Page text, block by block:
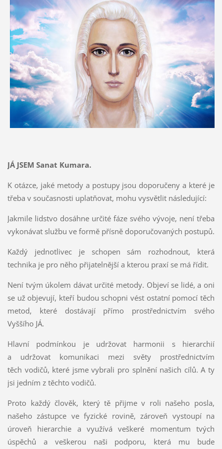
JÁ JSEM Sanat Kumara.
K otázce, jaké metody a postupy jsou doporučeny a které je
třeba v současnosti uplatňovat, mohu vysvětlit následující:
Jakmile lidstvo dosáhne určité fáze svého vývoje, není třeba
vykonávat službu ve formě přísně doporučovaných postupů.
Každý jednotlivec je schopen sám rozhodnout, která
technika je pro něho přijatelnější a kterou praxí se má řídit.
Není tvým úkolem dávat určité metody. Objeví se lidé, a oni
se už objevují, kteří budou schopni vést ostatní pomocí těch
metod, které dostávají přímo prostřednictvím svého
Vyššího JÁ.
Hlavní podmínkou je udržovat harmonii s hierarchií
a udržovat komunikaci mezi světy prostřednictvím
těch vodičů, které jsme vybrali pro splnění našich cílů. A ty
jsi jedním z těchto vodičů.
Proto každý člověk, který tě přijme v roli našeho posla,
našeho zástupce ve fyzické rovině, zároveň vystoupí na
úroveň hierarchie a využívá veškeré momentum tvých
úspěchů a veškerou naši podporu, která mu bude